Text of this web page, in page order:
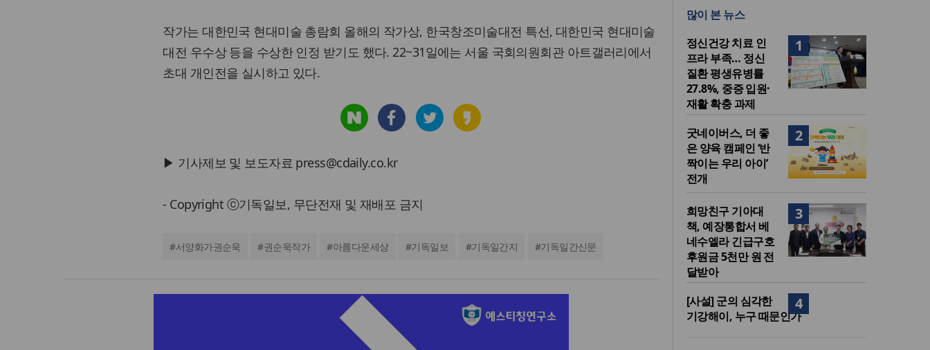
작가는 대한민국 현대미술 총람회 올해의 작가상, 한국창조미술대전 특선, 대한민국 현대미술
대전 우수상 등을 수상한 인정 받기도 했다. 22~31일에는 서울 국회의원회관 아트갤러리에서
초대 개인전을 실시하고 있다.
▶ 기사제보 및 보도자료 press@cdaily.co.kr
- Copyright ⓒ기독일보, 무단전재 및 재배포 금지
#서양화가권순욱 #권순욱작가 #아름다운세상 #기독일보 #기독일간지 #기독일간신문
발
말씀은 같은데 왜 열매는 다를
美 이민구금센터에 억류됐던
한인 목회자 석방돼
많이 본 뉴스
1
정신건강 치료 인
프라 부족… 정신
질환 평생유병률
27.8%, 중증 입원·
재활 확충 과제
2
굿네이버스, 더 좋
은 양육 캠페인 ‘반
짝이는 우리 아이’
전개
3
희망친구 기아대
책, 예장통합서 베
네수엘라 긴급구호
후원금 5천만 원 전
달받아
4
[사설] 군의 심각한
기강해이, 누구 때문인가